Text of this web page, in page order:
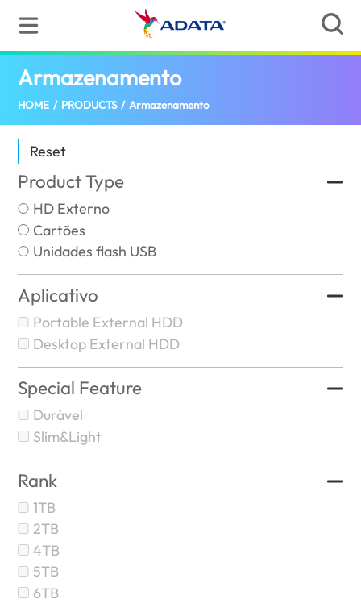
Armazenamento(Portugal)
HOME / PRODUCTS / Armazenamento
Reset
Product Type
HD Externo
Cartões
Unidades flash USB
Aplicativo
Portable External HDD
Desktop External HDD
Special Feature
Durável
Slim&Light
Rank
1TB
2TB
4TB
5TB
6TB